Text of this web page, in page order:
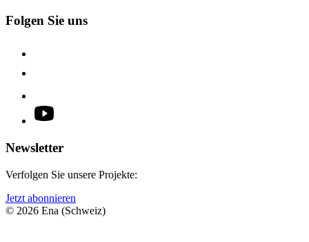
Folgen Sie uns
Newsletter
Verfolgen Sie unsere Projekte:
Jetzt abonnieren
© 2026 Ena (Schweiz)